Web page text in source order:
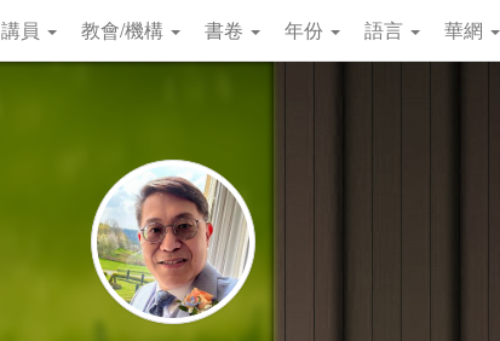
講員 教會/機構 書卷 年份 語言 華網